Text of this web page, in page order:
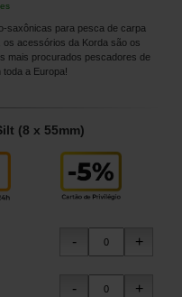
saxônicas para pesca de carpa
acessórios da Korda são os
mais procurados pescadores de
a Europa!
(8 x 55mm)